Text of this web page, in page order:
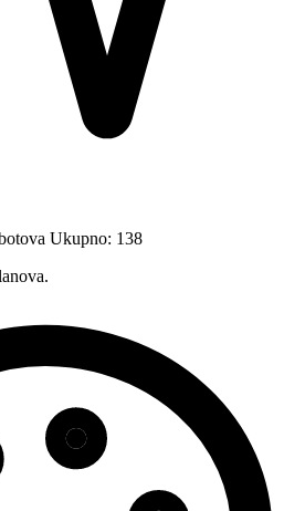
Ukupno: 138